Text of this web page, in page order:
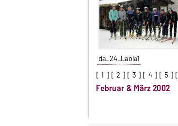
da_24_Laola1
[ 1 ] [ 2 ] [ 3 ] [ 4 ] [ 5 ] [
Februar & März 2002